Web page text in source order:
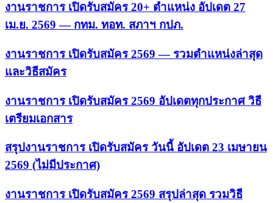
งานราชการ เปิดรับสมัคร 20+ ตำแหน่ง อัปเดต 27
เม.ย. 2569 — กทม. ทอท. สภาฯ กปภ.
งานราชการ เปิดรับสมัคร 2569 — รวมตำแหน่งล่าสุด
และวิธีสมัคร
งานราชการ เปิดรับสมัคร 2569 อัปเดตทุกประกาศ วิธี
เตรียมเอกสาร
สรุปงานราชการ เปิดรับสมัคร วันนี้ อัปเดต 23 เมษายน
2569 (ไม่มีประกาศ)
งานราชการ เปิดรับสมัคร 2569 สรุปล่าสุด รวมวิธี